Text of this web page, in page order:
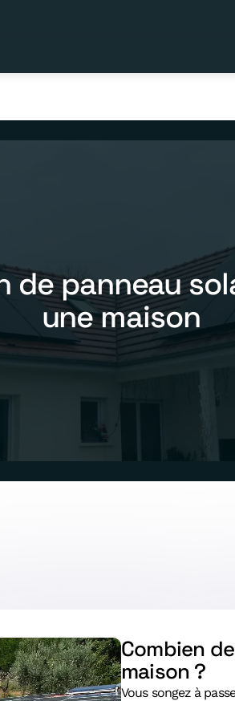
de panneau
une maison
Combien
maison ?
Vous songez à